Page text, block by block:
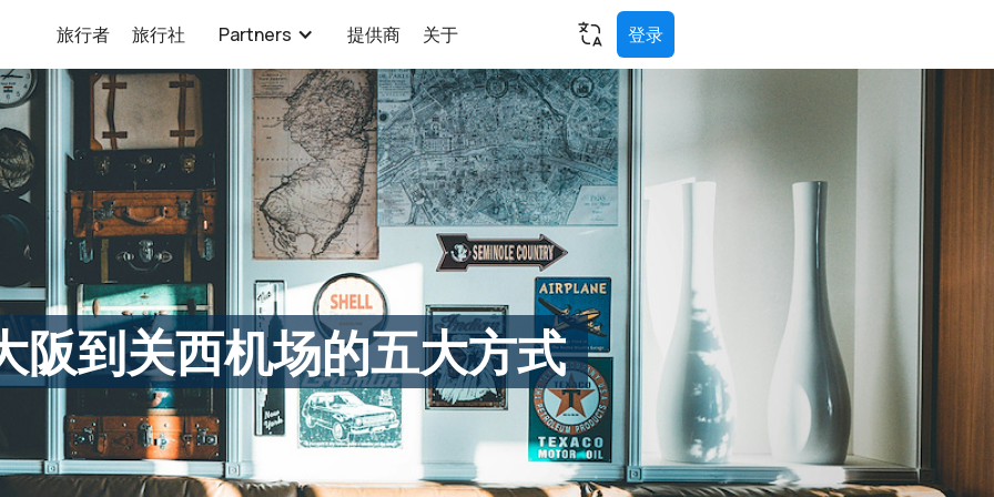
旅行者 旅行社 Partners 提供商 关于 登录
阪到关西机场的五大方式